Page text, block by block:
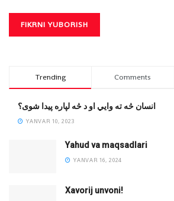
Trending Comments
انسان څه ته وایي او د څه لپاره پیدا شوی؟
YANVAR 10, 2023
Yahud va maqsadlari
YANVAR 16, 2024
Xavorij unvoni!